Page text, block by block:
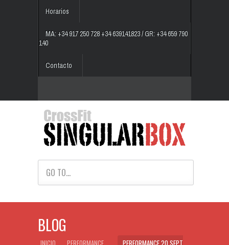
Horarios
MA: +34 917 250 728 +34 639141823 / GR: +34 659 790
140
Contacto
GO TO...
BLOG
INICIO PERFORMANCE
PERFORMANCE 20 SEPT